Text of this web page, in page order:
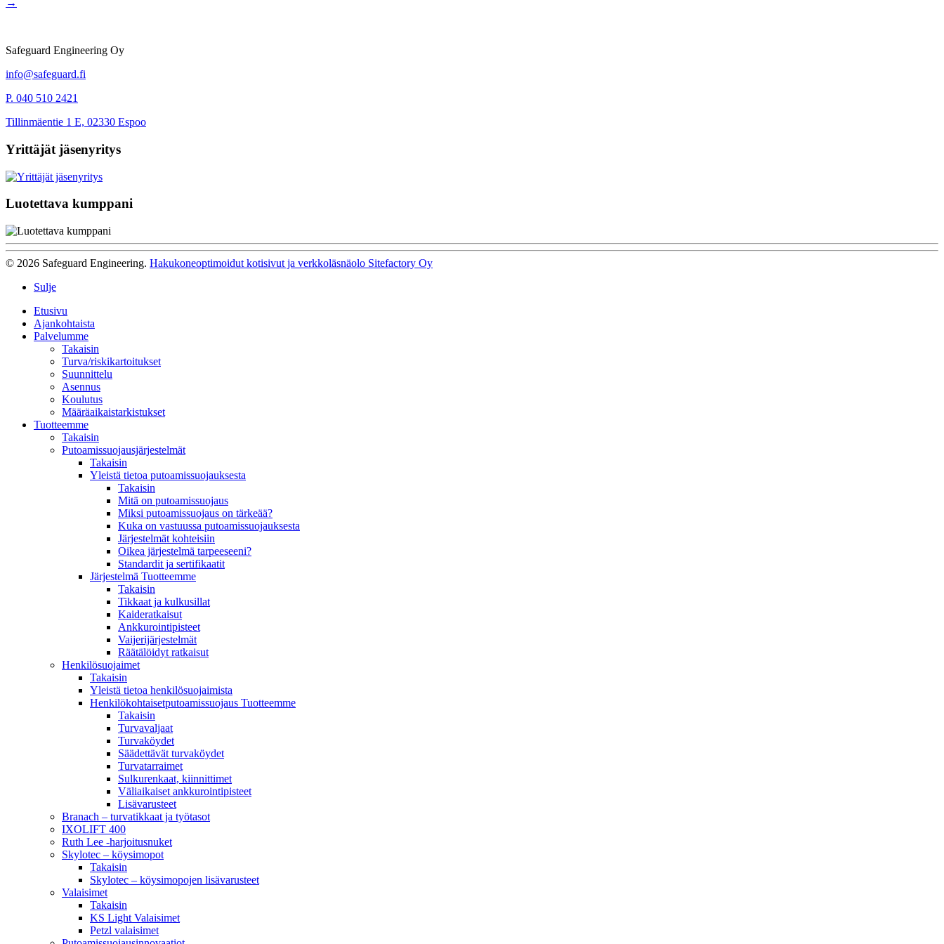
→
Safeguard Engineering Oy
info@safeguard.fi
P. 040 510 2421
Tillinmäentie 1 E, 02330 Espoo
Yrittäjät jäsenyritys
Luotettava kumppani
© 2026 Safeguard Engineering. Hakukoneoptimoidut kotisivut ja verkkoläsnäolo Sitefactory Oy
Sulje
Etusivu
Ajankohtaista
Palvelumme
Takaisin
Turva/riskikartoitukset
Suunnittelu
Asennus
Koulutus
Määräaikaistarkistukset
Tuotteemme
Takaisin
Putoamissuojausjärjestelmät
Takaisin
Yleistä tietoa putoamissuojauksesta
Takaisin
Mitä on putoamissuojaus
Miksi putoamissuojaus on tärkeää?
Kuka on vastuussa putoamissuojauksesta
Järjestelmät kohteisiin
Oikea järjestelmä tarpeeseeni?
Standardit ja sertifikaatit
Järjestelmä Tuotteemme
Takaisin
Tikkaat ja kulkusillat
Kaideratkaisut
Ankkurointipisteet
Vaijerijärjestelmät
Räätälöidyt ratkaisut
Henkilösuojaimet
Takaisin
Yleistä tietoa henkilösuojaimista
Henkilökohtaisetputoamissuojaus Tuotteemme
Takaisin
Turvavaljaat
Turvaköydet
Säädettävät turvaköydet
Turvatarraimet
Sulkurenkaat, kiinnittimet
Väliaikaiset ankkurointipisteet
Lisävarusteet
Branach – turvatikkaat ja työtasot
IXOLIFT 400
Ruth Lee -harjoitusnuket
Skylotec – köysimopot
Takaisin
Skylotec – köysimopojen lisävarusteet
Valaisimet
Takaisin
KS Light Valaisimet
Petzl valaisimet